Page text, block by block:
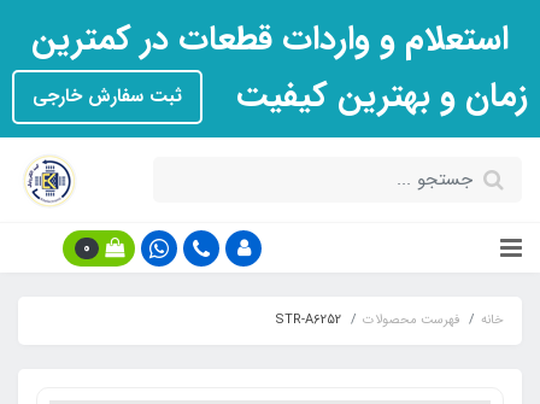
استعلام و واردات قطعات در کمترین
زمان و بهترین کیفیت
ثبت سفارش خارجی
0
خانه فهرست محصولات STR-A6252